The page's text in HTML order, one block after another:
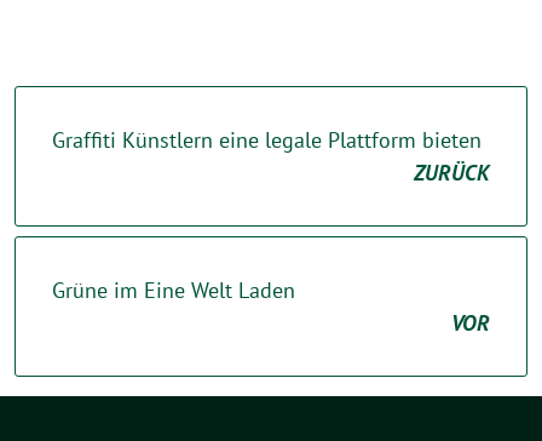
Graffiti Künstlern eine legale Plattform bieten
ZURÜCK
Grüne im Eine Welt Laden
VOR